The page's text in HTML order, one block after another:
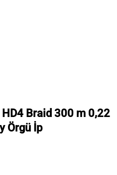
Braid 300 m 0,22
Örgü İp